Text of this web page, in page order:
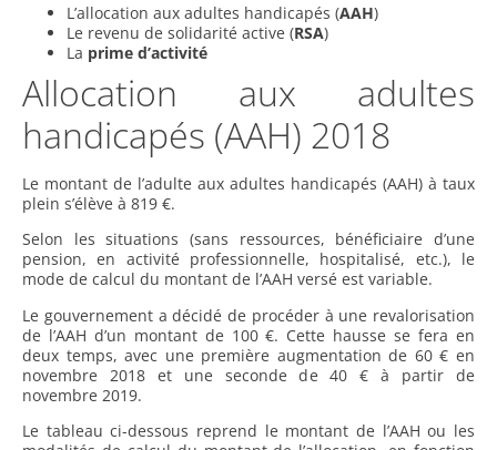
L’allocation aux adultes handicapés (AAH)
Le revenu de solidarité active (RSA)
La prime d’activité
Allocation aux adultes
handicapés (AAH) 2018
Le montant de l’adulte aux adultes handicapés (AAH) à taux
plein s’élève à 819 €.
Selon les situations (sans ressources, bénéficiaire d’une
pension, en activité professionnelle, hospitalisé, etc.), le
mode de calcul du montant de l’AAH versé est variable.
Le gouvernement a décidé de procéder à une revalorisation
de l’AAH d’un montant de 100 €. Cette hausse se fera en
deux temps, avec une première augmentation de 60 € en
novembre 2018 et une seconde de 40 € à partir de
novembre 2019.
Le tableau ci-dessous reprend le montant de l’AAH ou les